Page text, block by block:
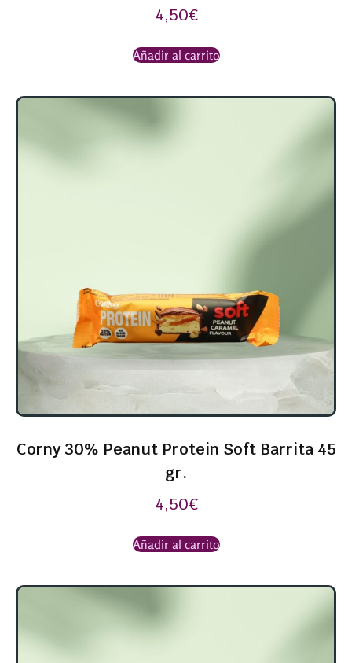
4,50€
Añadir al carrito
Corny 30% Peanut Protein Soft Barrita 45
gr.
4,50€
Añadir al carrito